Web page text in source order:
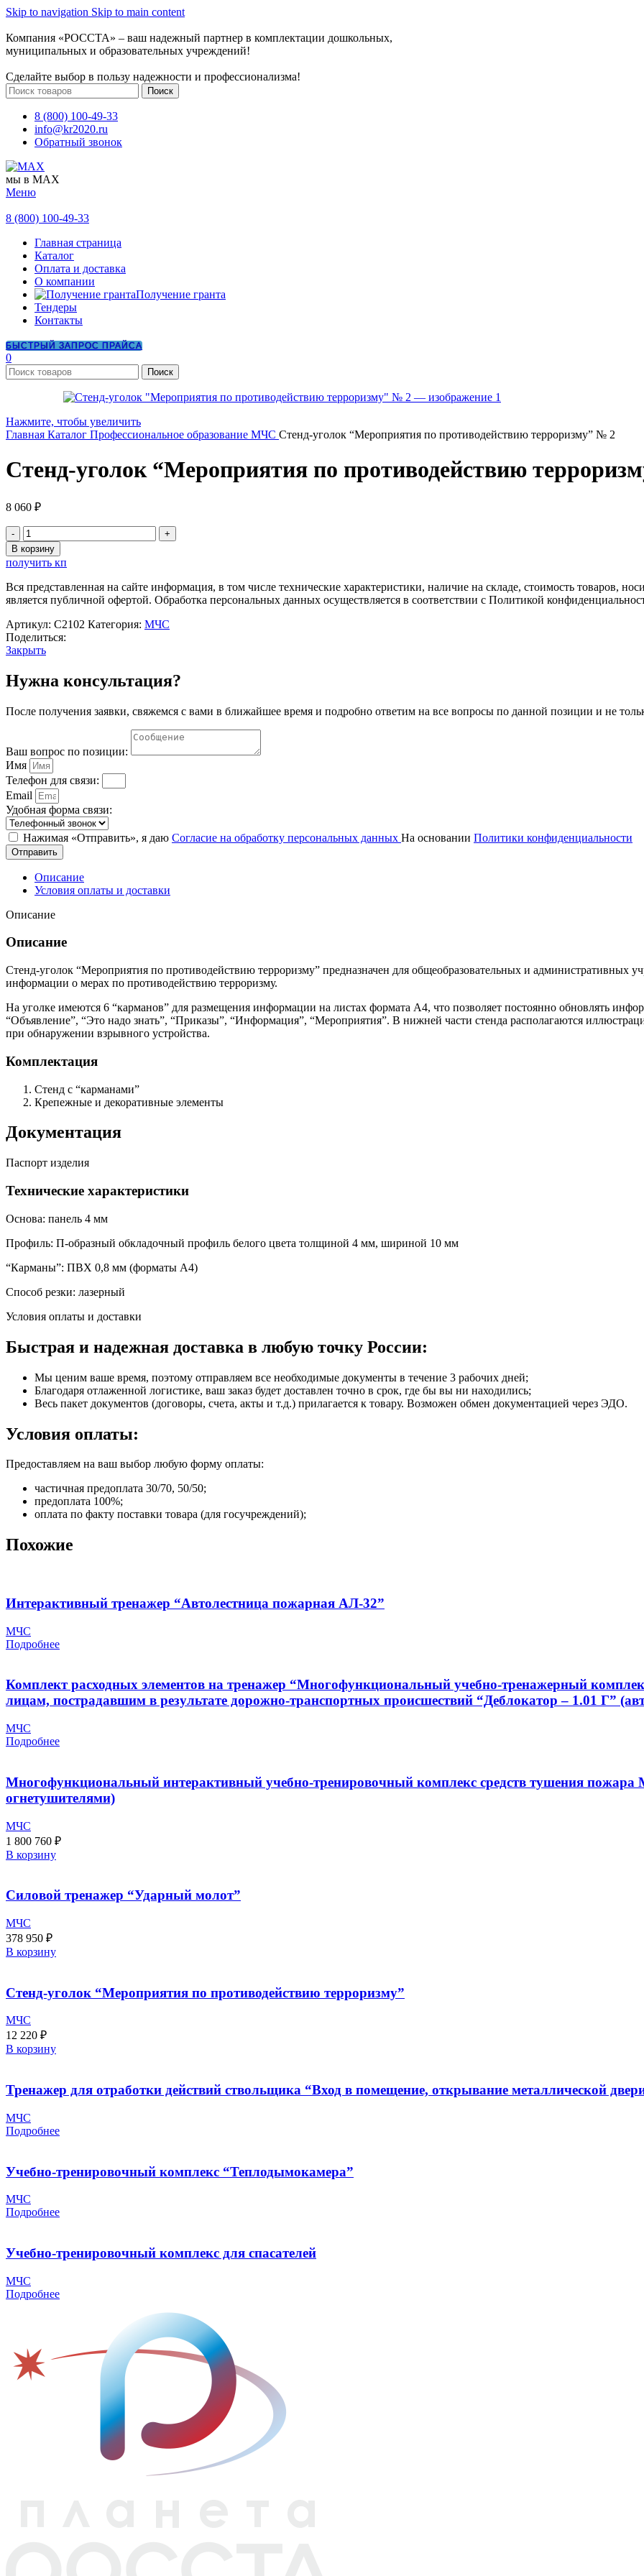
Skip to navigation Skip to main content
Компания «РОССТА» – ваш надежный партнер в комплектации дошкольных,
муниципальных и образовательных учреждений!
Сделайте выбор в пользу надежности и профессионализма!
Поиск
8 (800) 100-49-33
info@kr2020.ru
Обратный звонок
мы в MAX
Меню
8 (800) 100-49-33
Главная страница
Каталог
Оплата и доставка
О компании
Получение гранта
Тендеры
Контакты
БЫСТРЫЙ ЗАПРОС ПРАЙСА
0
Поиск
Нажмите, чтобы увеличить
Главная Каталог Профессиональное образование МЧС Стенд-уголок “Мероприятия по противодействию терроризму” № 2
Стенд-уголок “Мероприятия по противодействию
8 060 ₽
Количество
товара
Стенд-
уголок
"Мероприятия
по
противодействию
терроризму"
№
2
В корзину
получить кп
Вся представленная на сайте информация, в том числе технические характеристики, наличие на складе, стоимость товаров,
является публичной офертой. Обработка персональных данных осуществляется в соответствии с Политикой
Артикул: С2102 Категория: МЧС
Поделиться:
Закрыть
Нужна консультация?
После получения заявки, свяжемся с вами в ближайшее время и подробно ответим на все вопросы по данной позиции и не
Ваш вопрос по позиции:
Имя
Телефон для связи:
Email
Удобная форма связи:
Нажимая «Отправить», я даю Согласие на обработку персональных данных На основании Политики конфиденциальности
Отправить
Описание
Условия оплаты и доставки
Описание
Описание
Стенд-уголок “Мероприятия по противодействию терроризму” предназначен для общеобразовательных и административных
информации о мерах по противодействию терроризму.
На уголке имеются 6 “карманов” для размещения информации на листах формата А4, что позволяет постоянно обновлять
“Объявление”, “Это надо знать”, “Приказы”, “Информация”, “Мероприятия”. В нижней части стенда располагаются
при обнаружении взрывного устройства.
Комплектация
Стенд с “карманами”
Крепежные и декоративные элементы
Документация
Паспорт изделия
Технические характеристики
Основа: панель 4 мм
Профиль: П-образный обкладочный профиль белого цвета толщиной 4 мм, шириной 10 мм
“Карманы”: ПВХ 0,8 мм (форматы А4)
Способ резки: лазерный
Условия оплаты и доставки
Быстрая и надежная доставка в любую точку России:
Мы ценим ваше время, поэтому отправляем все необходимые документы в течение 3 рабочих дней;
Благодаря отлаженной логистике, ваш заказ будет доставлен точно в срок, где бы вы ни находились;
Весь пакет документов (договоры, счета, акты и т.д.) прилагается к товару. Возможен обмен документацией через ЭДО.
Условия оплаты:
Предоставляем на ваш выбор любую форму оплаты:
частичная предоплата 30/70, 50/50;
предоплата 100%;
оплата по факту поставки товара (для госучреждений);
Похожие
Интерактивный тренажер “Автолестница пожарная АЛ-32”
МЧС
Подробнее
Комплект расходных элементов на тренажер “Многофункциональный учебно-тренажерный
лицам, пострадавшим в результате дорожно-транспортных происшествий “Деблокатор – 1.01 Г”
МЧС
Подробнее
Многофункциональный интерактивный учебно-тренировочный комплекс средств тушения
огнетушителями)
МЧС
1 800 760 ₽
В корзину
Силовой тренажер “Ударный молот”
МЧС
378 950 ₽
В корзину
Стенд-уголок “Мероприятия по противодействию терроризму”
МЧС
12 220 ₽
В корзину
Тренажер для отработки действий ствольщика “Вход в помещение, открывание металлической
МЧС
Подробнее
Учебно-тренировочный комплекс “Теплодымокамера”
МЧС
Подробнее
Учебно-тренировочный комплекс для спасателей
МЧС
Подробнее